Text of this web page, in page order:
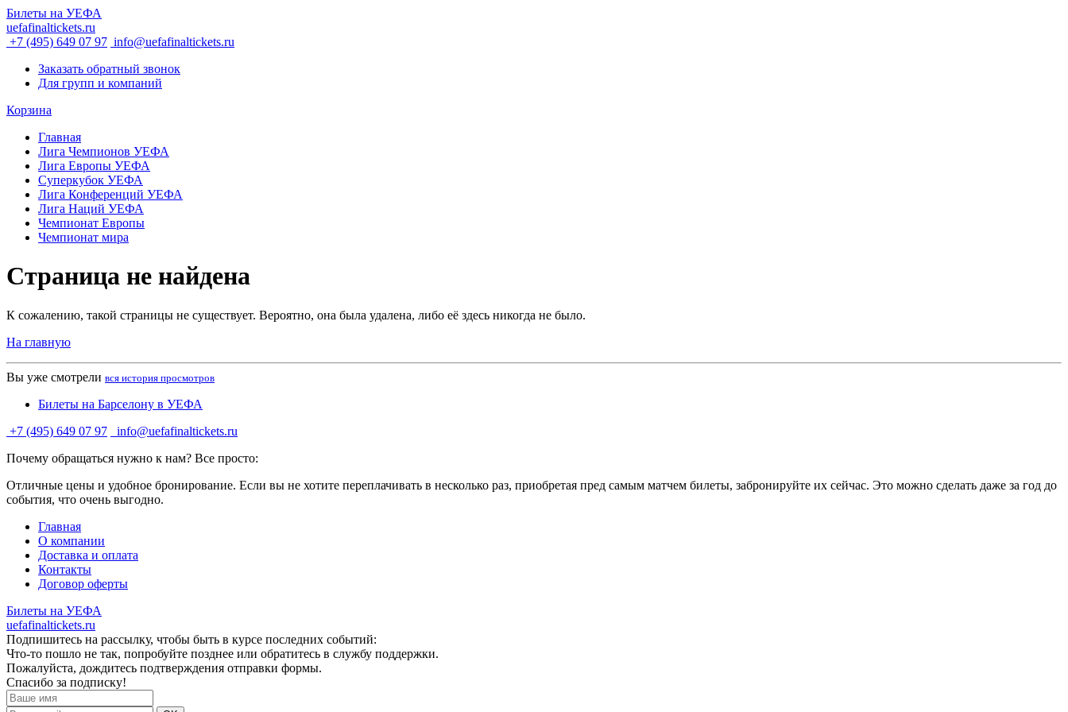
Билеты на УЕФА
uefafinaltickets.ru
+7 (495) 649 07 97 info@uefafinaltickets.ru
Заказать обратный звонок
Для групп и компаний
Корзина
Главная
Лига Чемпионов УЕФА
Лига Европы УЕФА
Суперкубок УЕФА
Лига Конференций УЕФА
Лига Наций УЕФА
Чемпионат Европы
Чемпионат мира
Страница не найдена
К сожалению, такой страницы не существует. Вероятно, она была удалена, либо её здесь никогда не было.
На главную
Вы уже смотрели вся история просмотров
Билеты на Барселону в УЕФА
+7 (495) 649 07 97
info@uefafinaltickets.ru
Почему обращаться нужно к нам? Все просто:
Отличные цены и удобное бронирование. Если вы не хотите переплачивать в несколько раз, приобретая пред самым матчем билеты, забронируйте их сейчас. Это можно сделать даже за год до
события, что очень выгодно.
Главная
О компании
Доставка и оплата
Контакты
Договор оферты
Билеты на УЕФА
uefafinaltickets.ru
Подпишитесь на рассылку, чтобы быть в курсе последних событий:
Что-то пошло не так, попробуйте позднее или обратитесь в службу поддержки.
Пожалуйста, дождитесь подтверждения отправки формы.
Спасибо за подписку!